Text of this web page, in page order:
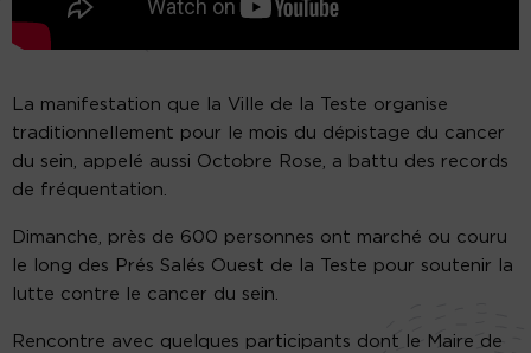
La manifestation que la Ville de la Teste organise
traditionnellement pour le mois du dépistage du cancer
du sein, appelé aussi Octobre Rose, a battu des records
de fréquentation.
Dimanche, près de 600 personnes ont marché ou couru
le long des Prés Salés Ouest de la Teste pour soutenir la
lutte contre le cancer du sein.
Rencontre avec quelques participants dont le Maire de